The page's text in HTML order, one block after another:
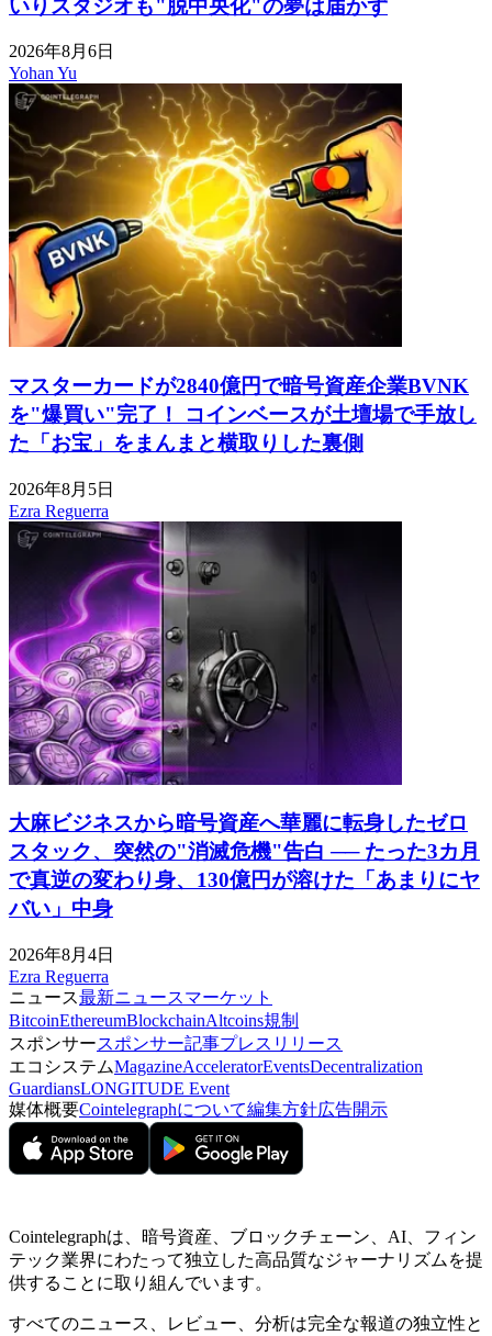
いりスタジオも"脱中央化"の夢は届かず
2026年8月6日
Yohan Yu
マスターカードが2840億円で暗号資産企業BVNK
を"爆買い"完了！ コインベースが土壇場で手放し
た「お宝」をまんまと横取りした裏側
2026年8月5日
Ezra Reguerra
大麻ビジネスから暗号資産へ華麗に転身したゼロ
スタック、突然の"消滅危機"告白 ── たった3カ月
で真逆の変わり身、130億円が溶けた「あまりにヤ
バい」中身
2026年8月4日
Ezra Reguerra
ニュース最新ニュースマーケット
BitcoinEthereumBlockchainAltcoins規制
スポンサースポンサー記事プレスリリース
エコシステムMagazineAcceleratorEventsDecentralization
GuardiansLONGITUDE Event
媒体概要Cointelegraphについて編集方針広告開示
Cointelegraphは、暗号資産、ブロックチェーン、AI、フィン
テック業界にわたって独立した高品質なジャーナリズムを提
供することに取り組んでいます。
すべてのニュース、レビュー、分析は完全な報道の独立性と